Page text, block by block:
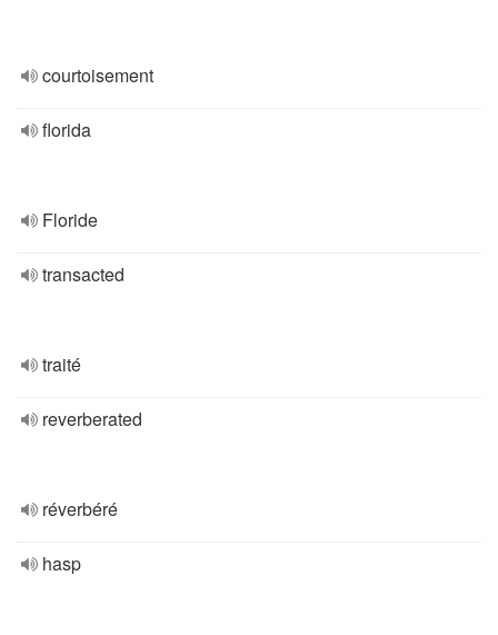
courtoisement
florida
Floride
transacted
traité
reverberated
réverbéré
hasp